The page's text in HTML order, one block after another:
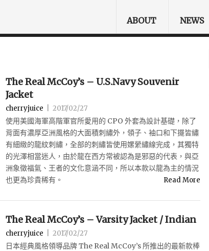
ABOUT NEWS
The Real McCoy’s – U.S.Navy Souvenir
Jacket
cherryjuice 2017/02/27
使用美國海軍高階軍官所愛用的 CPO 外套為設計基礎，除了
背面有濃厚亞洲風格的大面積刺繡外，領子、袖口和下擺皆繡
有細緻的龍紋刺繡，全部的刺繡皆使用嫘縈繡線完成，其獨特
的光澤相當迷人，由於龍在西方常被認為是邪惡的代表，與亞
洲象徵福氣、王者的文化意涵不同，所以本款以龍為主的情況
也更為珍貴稀有。
Read More
The Real McCoy’s – Varsity Jacket / Indian
cherryjuice 2017/02/27
日本經典風格領導品牌 The Real McCoy’s 所推出的最新款棒